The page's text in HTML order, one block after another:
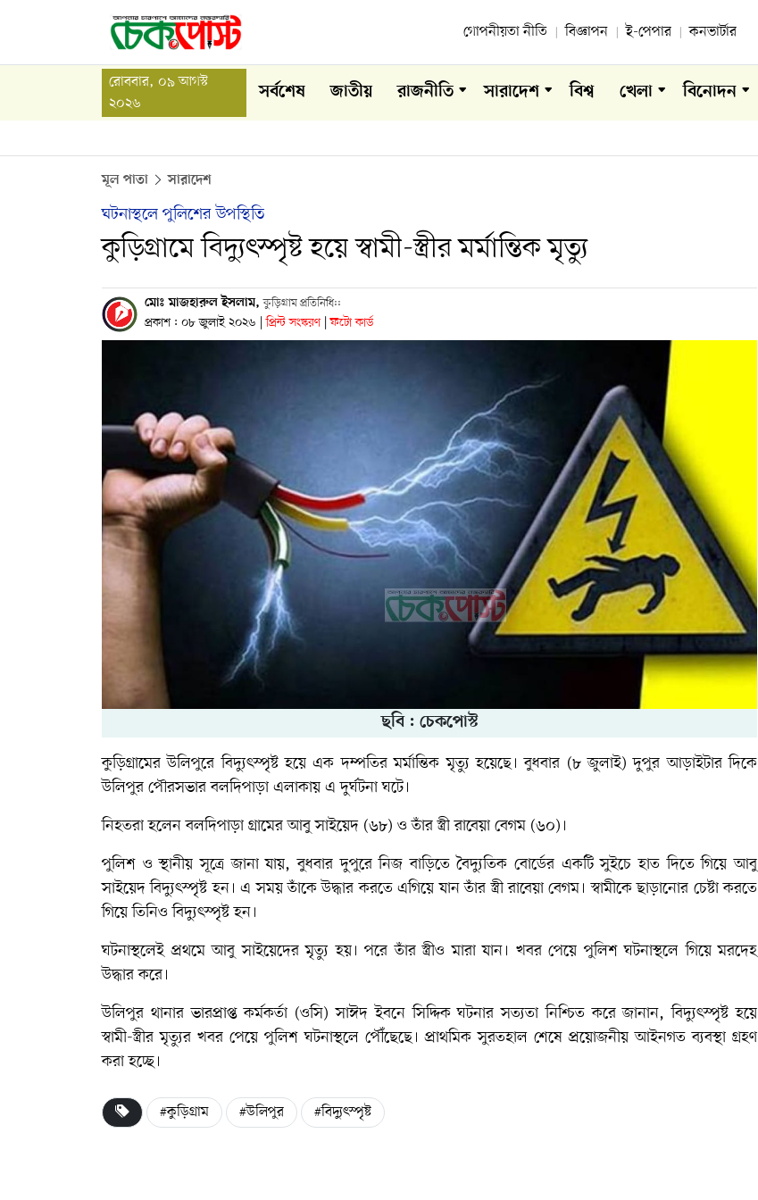
গোপনীয়তা নীতি বিজ্ঞাপন ই-পেপার কনভার্টার
রোববার, ০৯ আগস্ট
২০২৬
সর্বশেষ জাতীয় রাজনীতি সারাদেশ বিশ্ব খেলা বিনোদন
মূল পাতা সারাদেশ
ঘটনাস্থলে পুলিশের উপস্থিতি
কুড়িগ্রামে বিদ্যুৎস্পৃষ্ট হয়ে স্বামী-স্ত্রীর মর্মান্তিক মৃত্যু
মোঃ মাজহারুল ইসলাম,কুড়িগ্রাম প্রতিনিধি::
প্রকাশ : ০৮ জুলাই ২০২৬ | প্রিন্ট সংস্করণ | ফটো কার্ড
ছবি : চেকপোস্ট
কুড়িগ্রামের উলিপুরে বিদ্যুৎস্পৃষ্ট হয়ে এক দম্পতির মর্মান্তিক মৃত্যু হয়েছে। বুধবার (৮ জুলাই) দুপুর আড়াইটার দিকে
উলিপুর পৌরসভার বলদিপাড়া এলাকায় এ দুর্ঘটনা ঘটে।
নিহতরা হলেন বলদিপাড়া গ্রামের আবু সাইয়েদ (৬৮) ও তাঁর স্ত্রী রাবেয়া বেগম (৬০)।
পুলিশ ও স্থানীয় সূত্রে জানা যায়, বুধবার দুপুরে নিজ বাড়িতে বৈদ্যুতিক বোর্ডের একটি সুইচে হাত দিতে গিয়ে আবু
সাইয়েদ বিদ্যুৎস্পৃষ্ট হন। এ সময় তাঁকে উদ্ধার করতে এগিয়ে যান তাঁর স্ত্রী রাবেয়া বেগম। স্বামীকে ছাড়ানোর চেষ্টা করতে
গিয়ে তিনিও বিদ্যুৎস্পৃষ্ট হন।
ঘটনাস্থলেই প্রথমে আবু সাইয়েদের মৃত্যু হয়। পরে তাঁর স্ত্রীও মারা যান। খবর পেয়ে পুলিশ ঘটনাস্থলে গিয়ে মরদেহ
উদ্ধার করে।
উলিপুর থানার ভারপ্রাপ্ত কর্মকর্তা (ওসি) সাঈদ ইবনে সিদ্দিক ঘটনার সত্যতা নিশ্চিত করে জানান, বিদ্যুৎস্পৃষ্ট হয়ে
স্বামী-স্ত্রীর মৃত্যুর খবর পেয়ে পুলিশ ঘটনাস্থলে পৌঁছেছে। প্রাথমিক সুরতহাল শেষে প্রয়োজনীয় আইনগত ব্যবস্থা গ্রহণ
করা হচ্ছে।
#কুড়িগ্রাম #উলিপুর #বিদ্যুৎস্পৃষ্ট